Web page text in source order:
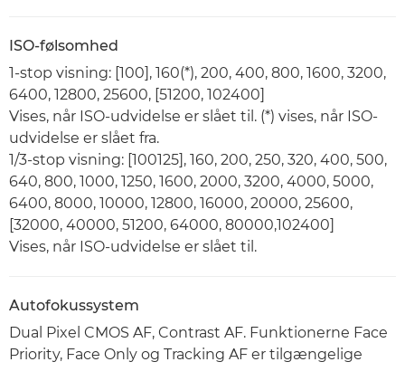
ISO-følsomhed
1-stop visning: [100], 160(*), 200, 400, 800, 1600, 3200,
6400, 12800, 25600, [51200, 102400]
Vises, når ISO-udvidelse er slået til. (*) vises, når ISO-
udvidelse er slået fra.
1/3-stop visning: [100125], 160, 200, 250, 320, 400, 500,
640, 800, 1000, 1250, 1600, 2000, 3200, 4000, 5000,
6400, 8000, 10000, 12800, 16000, 20000, 25600,
[32000, 40000, 51200, 64000, 80000,102400]
Vises, når ISO-udvidelse er slået til.
Autofokussystem
Dual Pixel CMOS AF, Contrast AF. Funktionerne Face
Priority, Face Only og Tracking AF er tilgængelige